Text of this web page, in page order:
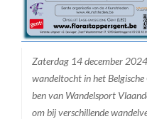
Zaterdag 14 december
wandeltocht in het
ben van Wandelsport
om bij verschillende